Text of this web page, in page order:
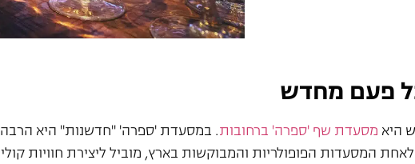
פעם מחדש
היא מסעדת שף 'ספרה' ברחובות. במסעדת 'ספרה' "חדשנות" היא הרבה
המסעדות הפופולריות והמבוקשות בארץ, מוביל ליצירת חוויות